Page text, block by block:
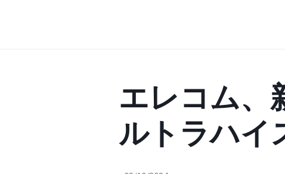
エレコム、
ルトラハイ